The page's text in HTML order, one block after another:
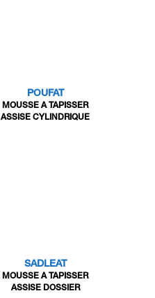
POUFAT
MOUSSE A TAPISSER
ASSISE CYLINDRIQUE
SADLEAT
MOUSSE A TAPISSER
ASSISE DOSSIER